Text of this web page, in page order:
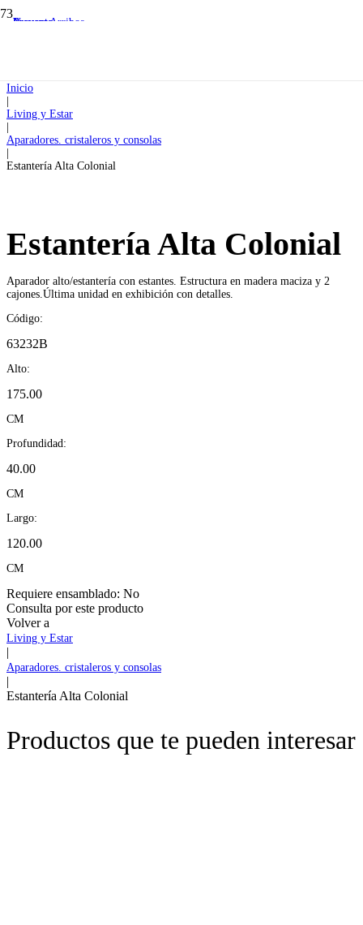
Inicio
Living y Estar
Aparadores. cristaleros y consolas
Estantería Alta Colonial
Estantería Alta Colonial
Aparador alto/estantería con estantes. Estructura en madera maciza y 2
cajones.Última unidad en exhibición con detalles.
Código:
63232B
Alto:
175.00
CM
Profundidad:
40.00
CM
Largo:
120.00
CM
Requiere ensamblado: No
Consulta por este producto
Volver a
Living y Estar
|
Aparadores. cristaleros y consolas
|
Estantería Alta Colonial
Productos que te pueden interesar
Preventa
Preventa
Nuevos Arribos